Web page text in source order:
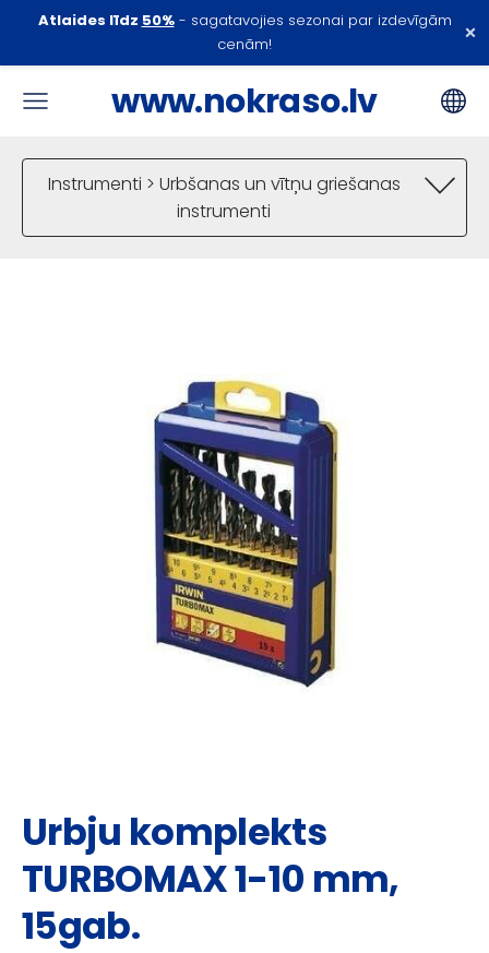
Atlaides līdz 50%- sagatavojies sezonai par izdevīgām
cenām!
×
www.nokraso.lv
Instrumenti > Urbšanas un vītņu griešanas
instrumenti
Urbju komplekts
TURBOMAX 1-10 mm,
15gab.